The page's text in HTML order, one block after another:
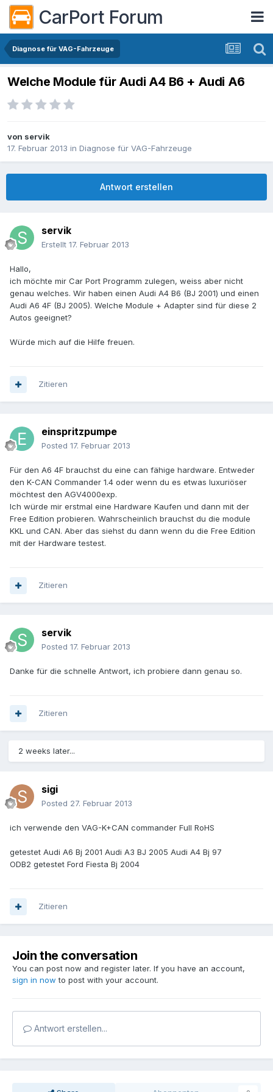
CarPort Forum
Diagnose für VAG-Fahrzeuge
Welche Module für Audi A4 B6 + Audi A6
von servik
17. Februar 2013 in Diagnose für VAG-Fahrzeuge
Antwort erstellen
servik
Erstellt 17. Februar 2013
Hallo,
ich möchte mir Car Port Programm zulegen, weiss aber nicht
genau welches. Wir haben einen Audi A4 B6 (BJ 2001) und einen
Audi A6 4F (BJ 2005). Welche Module + Adapter sind für diese 2
Autos geeignet?
Würde mich auf die Hilfe freuen.
Zitieren
einspritzpumpe
Posted 17. Februar 2013
Für den A6 4F brauchst du eine can fähige hardware. Entweder
den K-CAN Commander 1.4 oder wenn du es etwas luxuriöser
möchtest den AGV4000exp.
Ich würde mir erstmal eine Hardware Kaufen und dann mit der
Free Edition probieren. Wahrscheinlich brauchst du die module
KKL und CAN. Aber das siehst du dann wenn du die Free Edition
mit der Hardware testest.
Zitieren
servik
Posted 17. Februar 2013
Danke für die schnelle Antwort, ich probiere dann genau so.
Zitieren
2 weeks later...
sigi
Posted 27. Februar 2013
ich verwende den VAG-K+CAN commander Full RoHS
getestet Audi A6 Bj 2001 Audi A3 BJ 2005 Audi A4 Bj 97
ODB2 getestet Ford Fiesta Bj 2004
Zitieren
Join the conversation
You can post now and register later. If you have an account,
sign in now to post with your account.
Antwort erstellen...